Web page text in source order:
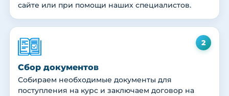
сайте или при помощи наших специалистов.
2
Сбор документов
Собираем необходимые документы для
поступления на курс и заключаем договор на